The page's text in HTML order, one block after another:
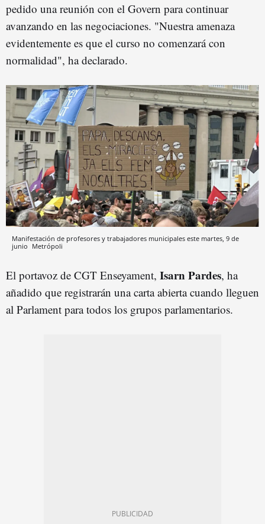
pedido una reunión con el Govern para continuar
avanzando en las negociaciones. "Nuestra amenaza
evidentemente es que el curso no comenzará con
normalidad", ha declarado.
Manifestación de profesores y trabajadores municipales este martes, 9 de
junio Metrópoli
El portavoz de CGT Enseyament, Isarn Pardes, ha
añadido que registrarán una carta abierta cuando lleguen
al Parlament para todos los grupos parlamentarios.